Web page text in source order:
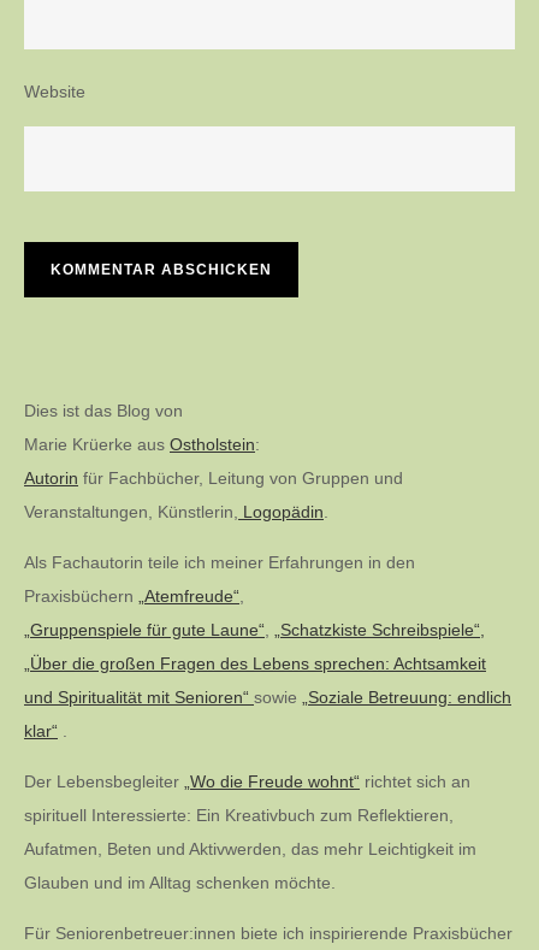
Website
Dies ist das Blog von
Marie Krüerke aus Ostholstein:
Autorin für Fachbücher, Leitung von Gruppen und
Veranstaltungen, Künstlerin,
Logopädin
Als Fachautorin teile ich meiner Erfahrungen in den
Praxisbüchern
„Atemfreude“
„Gruppenspiele für gute Laune“
„Schatzkiste Schreibspiele“,
„Über die großen Fragen des Lebens sprechen: Achtsamkeit
und Spiritualität mit Senioren“ sowie
„Soziale Betreuung: endlich
klar“
Der Lebensbegleiter „Wo die Freude wohnt“ richtet sich an
spirituell Interessierte: Ein Kreativbuch zum Reflektieren,
Aufatmen, Beten und Aktivwerden, das mehr Leichtigkeit im
Glauben und im Alltag schenken möchte.
Für Seniorenbetreuer:innen biete ich inspirierende Praxisbücher